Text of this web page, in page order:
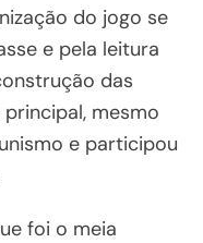
do jogo se
e pela leitura
das
mesmo
e participou
foi o meia